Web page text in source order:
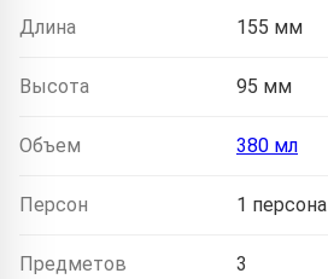
Длина 155 мм
Высота 95 мм
Объем 380 мл
Персон 1 персона
Предметов 3